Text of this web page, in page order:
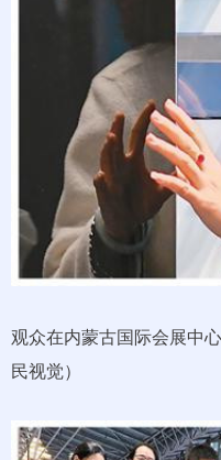
观众在内蒙古国际会展中
民视觉）